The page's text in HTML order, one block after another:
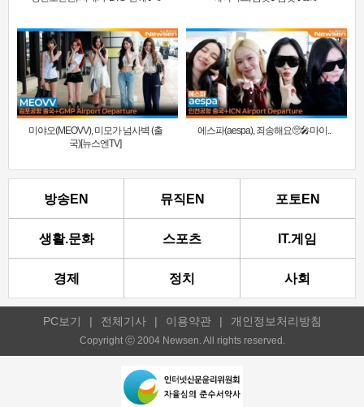
미야오(MEOVV), 미모가 넘사벽 (출
국)[뉴스엔TV]
에스파(aespa), 죄송해요🥺🎤마이..
방송EN 뮤직EN 포토EN
생활.문화 스포츠 IT.게임
경제 정치 사회
PC보기 | 전체기사 | 이용약관 | 개인정보처리방침
Copyright ⓒ 2004 Newsen. All rights reserved.